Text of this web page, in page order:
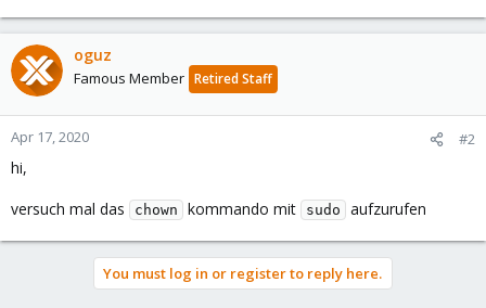
oguz
Famous Member Retired Staff
Apr 17, 2020 #2
hi,
versuch mal das
chown kommando mit sudo aufzurufen
You must log in or register to reply here.